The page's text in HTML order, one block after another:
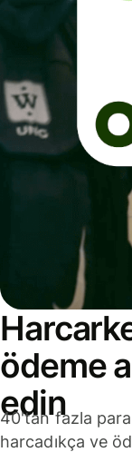
ödeme
edin
40'tan fazla
harcadıkça ve